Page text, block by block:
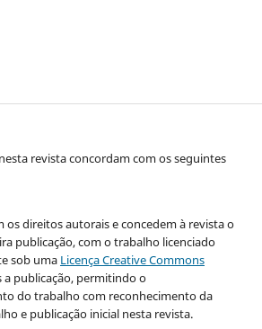
revista concordam com os seguintes
os direitos autorais e concedem à revista o
publicação, com o trabalho licenciado
sob uma Licença Creative Commons
a publicação, permitindo o
do trabalho com reconhecimento da
e publicação inicial nesta revista.